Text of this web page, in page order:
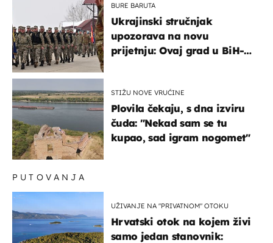
BURE BARUTA
Ukrajinski stručnjak
upozorava na novu
prijetnju: Ovaj grad u BiH-u
STIŽU NOVE VRUĆINE
Plovila čekaju, s dna izviru
čuda: "Nekad sam se tu
kupao, sad igram nogomet"
PUTOVANJA
UŽIVANJE NA "PRIVATNOM" OTOKU
Hrvatski otok na kojem živi
samo jedan stanovnik: